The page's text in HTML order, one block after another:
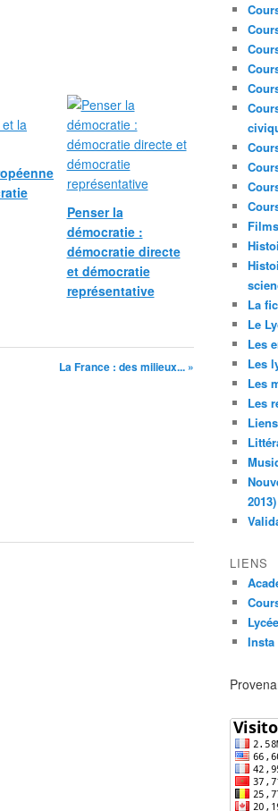
Penser la
démocratie :
démocratie directe
et démocratie
représentative
La France : des milieux... »
Films
La
Le
Les
Les
Les
Les
Liens
2013)
LIENS